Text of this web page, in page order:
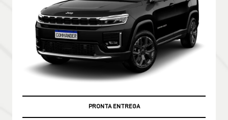
PRONTA ENTREGA